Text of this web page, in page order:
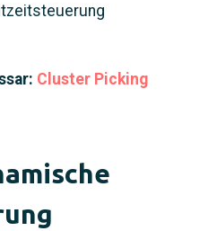
Cluster Picking